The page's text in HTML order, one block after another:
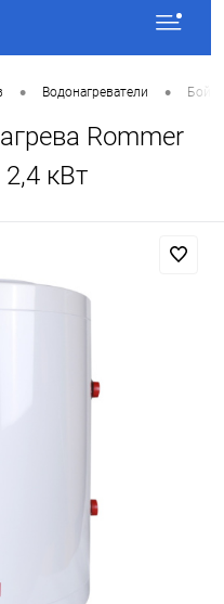
• Водонагреватели •
Rommer
кВт